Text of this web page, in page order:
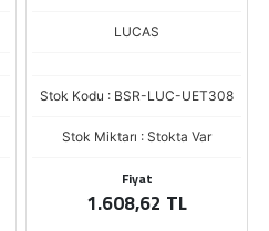
LUCAS
Stok Kodu : BSR-LUC-UET308
Stok Miktarı : Stokta Var
Fiyat
1.608,62 TL